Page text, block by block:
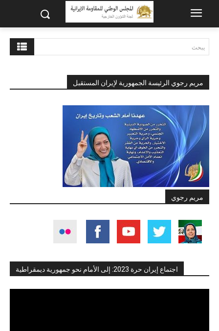
يبحث
مريم رجوي الرئيسة الجمهورية لإيران المستقبل
مريم رجوي
اجتماع إيران حرة 2023: إلى الأمام نحو جمهورية ديمقراطية